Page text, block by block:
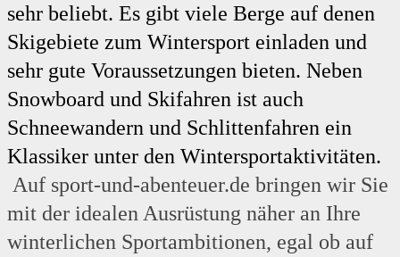
sehr beliebt. Es gibt viele Berge auf denen
Skigebiete zum Wintersport einladen und
sehr gute Voraussetzungen bieten. Neben
Snowboard und Skifahren ist auch
Schneewandern und Schlittenfahren ein
Klassiker unter den Wintersportaktivitäten.
Auf sport-und-abenteuer.de bringen wir Sie
mit der idealen Ausrüstung näher an Ihre
winterlichen Sportambitionen, egal ob auf